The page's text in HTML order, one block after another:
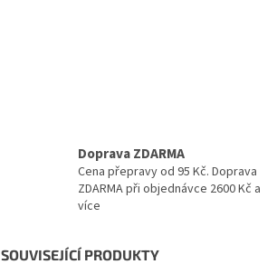
Doprava ZDARMA
Cena přepravy od 95 Kč. Doprava
ZDARMA při objednávce 2600 Kč a
více
SOUVISEJÍCÍ PRODUKTY